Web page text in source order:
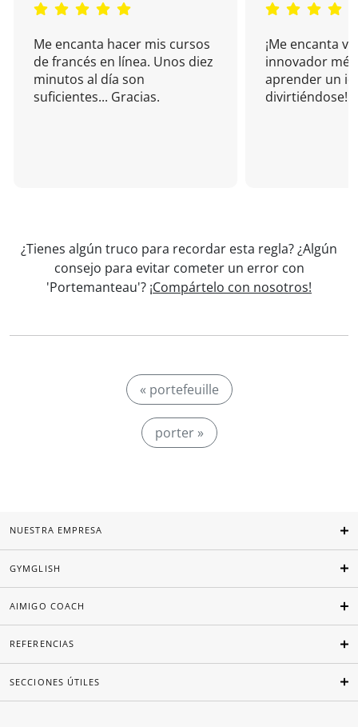
Me encanta hacer mis cursos
de francés en línea. Unos diez
minutos al día son
suficientes... Gracias.
¡Me encanta
innovador
aprender un
divirtiéndose!
¿Tienes algún truco para recordar esta regla? ¿Algún
consejo para evitar cometer un error con
'Portemanteau'? ¡Compártelo con nosotros!
« portefeuille
porter »
NUESTRA EMPRESA
GYMGLISH
AIMIGO COACH
REFERENCIAS
SECCIONES ÚTILES